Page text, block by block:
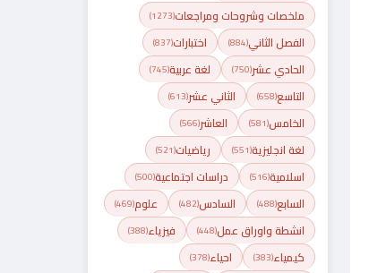
ملخصات وشروحات ومراجعات(1273)
الفصل الثاني(884) اختبارات(837)
الحادي عشر(750) لغة عربية(745)
التاسع(658) الثاني عشر(613)
الخامس(581) العاشر(566)
لغة انجليزية(551) رياضيات(521)
اسلامية(516) دراسات اجتماعية(500)
السابع(488) السادس(482) علوم(469)
انشطة واوراق عمل(448) فيزياء(388)
كيمياء(383) احياء(378)